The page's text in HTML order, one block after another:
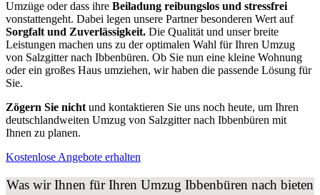
Umzüge oder dass ihre Beiladung reibungslos und stressfrei
vonstattengeht. Dabei legen unsere Partner besonderen Wert auf
Sorgfalt und Zuverlässigkeit. Die Qualität und unser breite
Leistungen machen uns zu der optimalen Wahl für Ihren Umzug
von Salzgitter nach Ibbenbüren. Ob Sie nun eine kleine Wohnung
oder ein großes Haus umziehen, wir haben die passende Lösung für
Sie.
Zögern Sie nicht und kontaktieren Sie uns noch heute, um Ihren
deutschlandweiten Umzug von Salzgitter nach Ibbenbüren mit
Ihnen zu planen.
Kostenlose Angebote erhalten
Was wir Ihnen für Ihren Umzug Ibbenbüren nach bieten